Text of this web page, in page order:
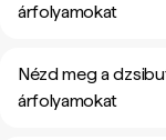
árfolyamokat
Nézd meg a
árfolyamokat